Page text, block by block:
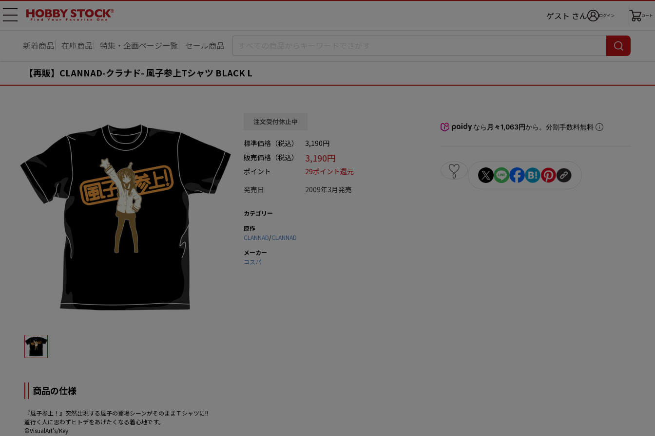
メニ
ゲスト さん ログイン カート
新着商品 在庫商品 特集・企画ページ一覧 セール商品
【再販】CLANNAD-クラナド- 風子参上Tシャツ BLACK L
注文受付休止中
標準価格（税込）
3,190円
販売価格（税込）
3,190円
ポイント
29ポイント還元
発売日
2009年3月発売
カテゴリー
原作
CLANNAD/CLANNAD
メーカー
コスパ
なら 月々1,063円から。分割手数料無料
0
商品の仕様
『風子参上！』突然出現する風子の登場シーンがそのままＴシャツに!!
道行く人に思わずヒトデをあげたくなる着心地です。
©VisualArt's/Key